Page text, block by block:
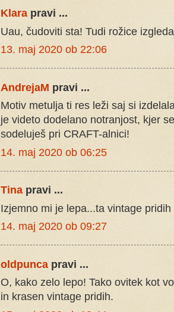
Klarapravi ...
Uau, čudoviti sta! Tudi rožice
13. maj 2020 ob 22:06
AndrejaM pravi ...
Motiv metulja ti res leži saj si
je videto dodelano notranjost, kjer
sodeluješ pri CRAFT-alnici!
14. maj 2020 ob 06:25
Tinapravi ...
Izjemno mi je lepa...ta vintage
14. maj 2020 ob 09:27
oldpunca pravi ...
O, kako zelo lepo! Tako ovitek kot
in krasen vintage pridih.